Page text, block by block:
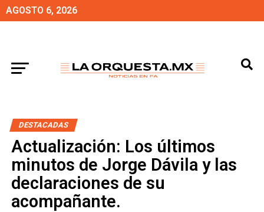
AGOSTO 6, 2026
DESTACADAS
Actualización: Los últimos
minutos de Jorge Dávila y las
declaraciones de su
acompañante.